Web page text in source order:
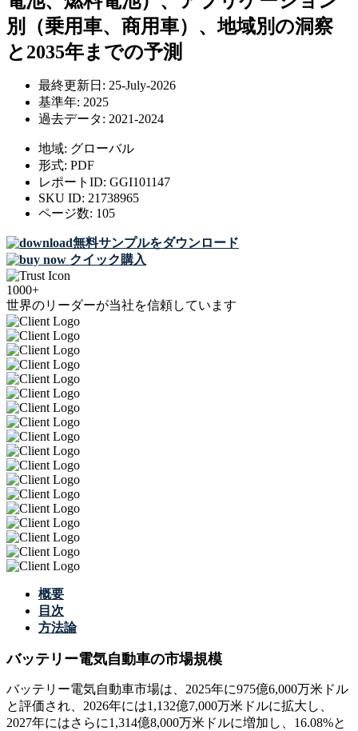
別（乗用車、商用車）、地域別の洞察
と2035年までの予測
最終更新日: 25-July-2026
基準年: 2025
過去データ: 2021-2024
地域: グローバル
形式: PDF
レポートID: GGI101147
SKU ID: 21738965
ページ数: 105
無料サンプルをダウンロード
クイック購入
1000+
世界のリーダーが当社を信頼しています
概要
目次
方法論
バッテリー電気自動車の市場規模
バッテリー電気自動車市場は、2025年に975億6,000万米ドル
と評価され、2026年には1,132億7,000万米ドルに拡大し、
2027年にはさらに1,314億8,000万米ドルに増加し、16.08%と